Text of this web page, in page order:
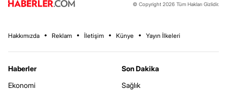
© Copyright 2026 Tüm Hakları Gizlidir.
Hakkımızda Reklam İletişim Künye Yayın İlkeleri
Haberler
Ekonomi
Son Dakika
Sağlık